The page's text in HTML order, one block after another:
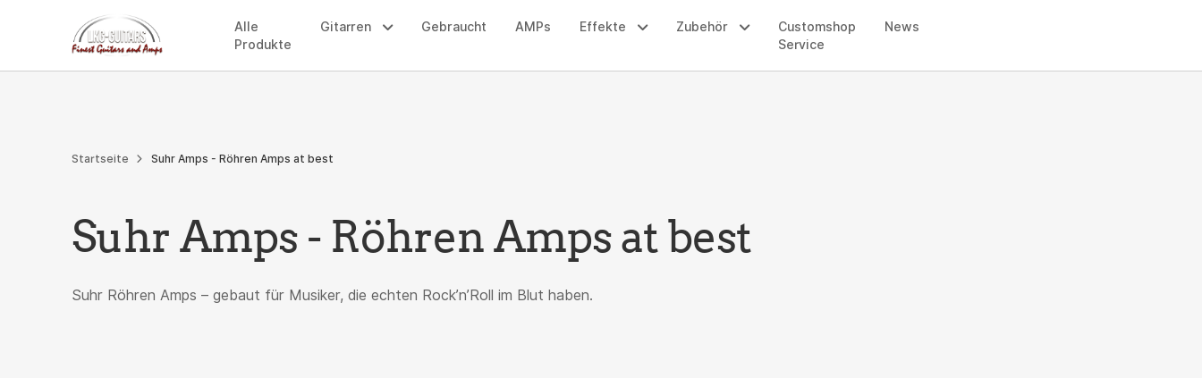
Alle
Produkte
Gitarren Gebraucht AMPs Effekte Zubehör
Customshop
Service
News
Startseite Suhr Amps - Röhren Amps at best
Suhr Amps - Röhren Amps at best
Suhr Röhren Amps – gebaut für Musiker, die echten Rock’n’Roll im Blut haben.